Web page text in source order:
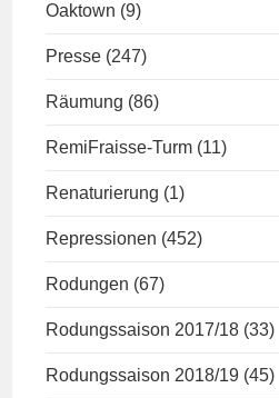
Oaktown (9)
Presse (247)
Räumung (86)
RemiFraisse-Turm (11)
Renaturierung (1)
Repressionen (452)
Rodungen (67)
Rodungssaison 2017/18 (33)
Rodungssaison 2018/19 (45)